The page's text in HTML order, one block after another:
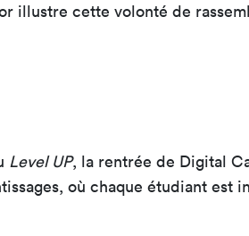
illustre cette volonté de
Level UP, la rentrée de Digital
où chaque étudiant est